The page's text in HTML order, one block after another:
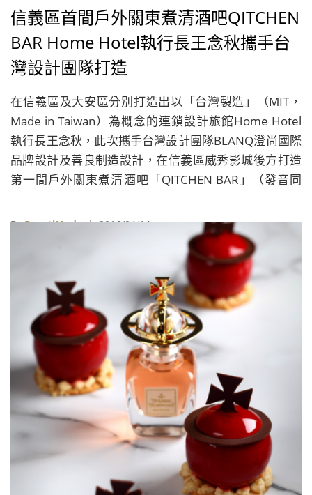
信義區首間戶外關東煮清酒吧QITCHEN
BAR Home Hotel執行長王念秋攜手台
灣設計團隊打造
在信義區及大安區分別打造出以「台灣製造」（MIT，
Made in Taiwan）為概念的連鎖設計旅館Home Hotel
執行長王念秋，此次攜手台灣設計團隊BLANQ澄尚國際
品牌設計及善良制造設計，在信義區威秀影城後方打造
第一間戶外關東煮清酒吧「QITCHEN BAR」（發音同
角落空間孤僻的既定印象，創造出人與人互動的感情連
ByBeautiMode| 2016/04/14